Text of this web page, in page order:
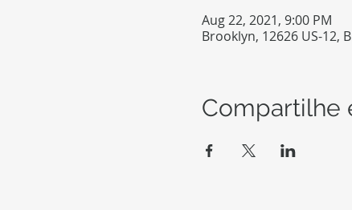
Aug 22, 2021, 9:00 PM
Brooklyn, 12626 US-12,
Compartilhe